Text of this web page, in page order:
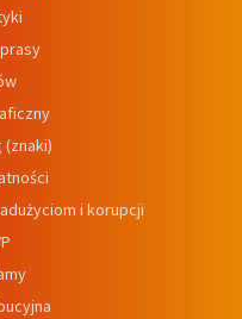
(znaki)
i korupcji